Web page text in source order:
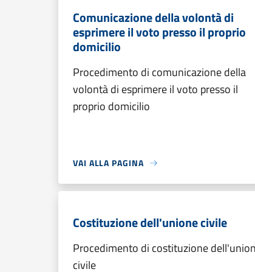
Comunicazione della volontà di
esprimere il voto presso il proprio
domicilio
Procedimento di comunicazione della
volontà di esprimere il voto presso il
proprio domicilio
VAI ALLA PAGINA
Costituzione dell'unione civile
Procedimento di costituzione
civile